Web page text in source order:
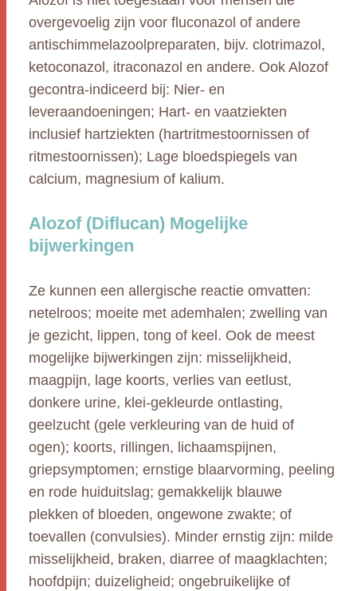
overgevoelig zijn voor fluconazol of andere
antischimmelazoolpreparaten, bijv. clotrimazol,
ketoconazol, itraconazol en andere. Ook Alozof
gecontra-indiceerd bij: Nier- en
leveraandoeningen; Hart- en vaatziekten
inclusief hartziekten (hartritmestoornissen of
ritmestoornissen); Lage bloedspiegels van
calcium, magnesium of kalium.
Alozof (Diflucan) Mogelijke
bijwerkingen
Ze kunnen een allergische reactie omvatten:
netelroos; moeite met ademhalen; zwelling van
je gezicht, lippen, tong of keel. Ook de meest
mogelijke bijwerkingen zijn: misselijkheid,
maagpijn, lage koorts, verlies van eetlust,
donkere urine, klei-gekleurde ontlasting,
geelzucht (gele verkleuring van de huid of
ogen); koorts, rillingen, lichaamspijnen,
griepsymptomen; ernstige blaarvorming, peeling
en rode huiduitslag; gemakkelijk blauwe
plekken of bloeden, ongewone zwakte; of
toevallen (convulsies). Minder ernstig zijn: milde
misselijkheid, braken, diarree of maagklachten;
hoofdpijn; duizeligheid; ongebruikelijke of